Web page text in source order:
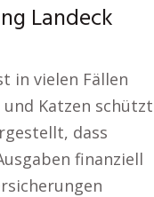
Landeck
in vielen Fällen
Katzen schützt
dass
finanziell